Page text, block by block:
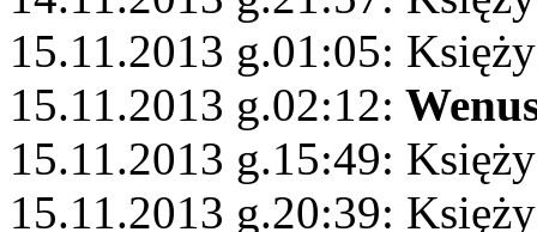
15.11.2013 g.01:05:
15.11.2013 g.02:12:
15.11.2013 g.15:49:
15.11.2013 g.20:39: